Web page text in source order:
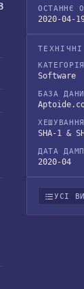
ОСТАННЄ
2020-04-
КАТЕГОРІЯ
Software
БАЗА
ХЕШУВАННЯ
SHA-1 &
ДАТА
2020-04
УСІ